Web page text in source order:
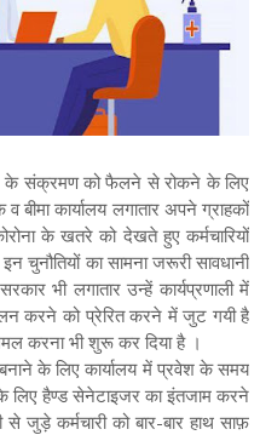
के संक्रमण को फैलने से रोकने के लिए
कार्यालय लगातार अपने ग्राहकों
के खतरे को देखते हुए कर्मचारियों
चुनौतियों का सामना जरूरी सावधानी
भी लगातार उन्हें कार्यप्रणाली में
करने को प्रेरित करने में जुट गयी है
करना भी शुरू कर दिया है ।
के लिए कार्यालय में प्रवेश के समय
लिए हैण्ड सेनेटाइजर का इंतजाम करने
जुड़े कर्मचारी को बार-बार हाथ साफ़